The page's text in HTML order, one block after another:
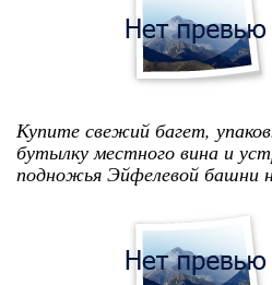
Купите свежий багет,
бутылку местного вина и
подножья Эйфелевой башни